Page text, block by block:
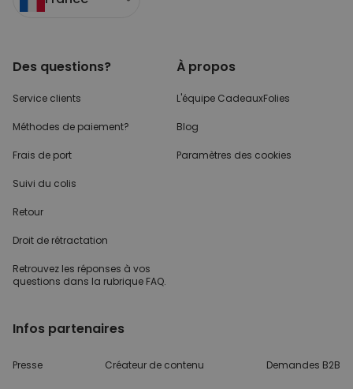
Des questions?
Service clients
Méthodes de paiement?
Frais de port
Suivi du colis
Retour
Droit de rétractation
Retrouvez les réponses à vos
questions dans la rubrique FAQ.
À propos
L'équipe CadeauxFolies
Blog
Paramètres des cookies
Infos partenaires
Presse Créateur de contenu Demandes B2B